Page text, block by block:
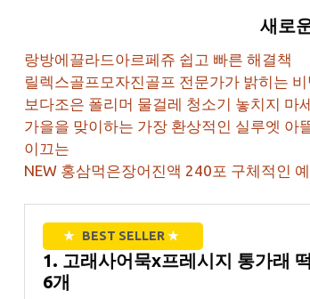
새로
랑방에끌라드아르페쥬 쉽고 빠른 해결책
릴렉스골프모자진골프 전문가가 밝히는 비
보다조은 폴리머 물걸레 청소기 놓치지 마
가을을 맞이하는 가장 환상적인 실루엣 아
이끄는
NEW 홍삼먹은장어진액 240포 구체적인
★ BEST SELLER★
1. 고래사어묵x프레시지 통가래
6개